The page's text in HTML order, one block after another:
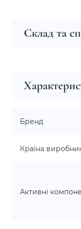
Склад та
Бренд
Країна
Активні